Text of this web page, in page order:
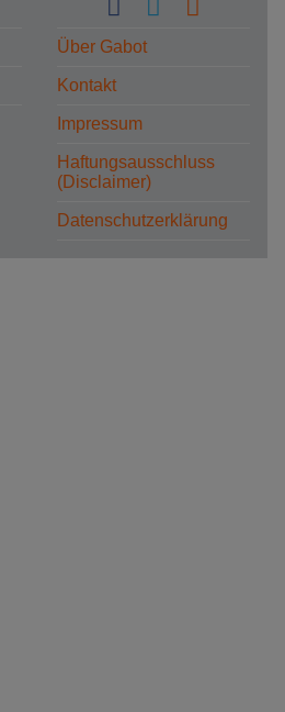
Über Gabot
Kontakt
Impressum
Haftungsausschluss
(Disclaimer)
Datenschutzerklärung